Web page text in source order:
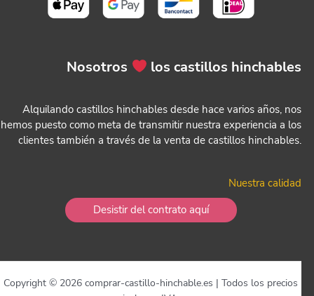
Nosotros los castillos hinchables
Alquilando castillos hinchables desde hace varios años, nos
hemos puesto como meta de transmitir nuestra experiencia a los
clientes también a través de la venta de castillos hinchables.
Nuestra calidad
Desistir del contrato aquí
Copyright © 2026 comprar-castillo-hinchable.es | Todos los precios